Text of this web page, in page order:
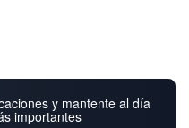
y mantente al día
importantes